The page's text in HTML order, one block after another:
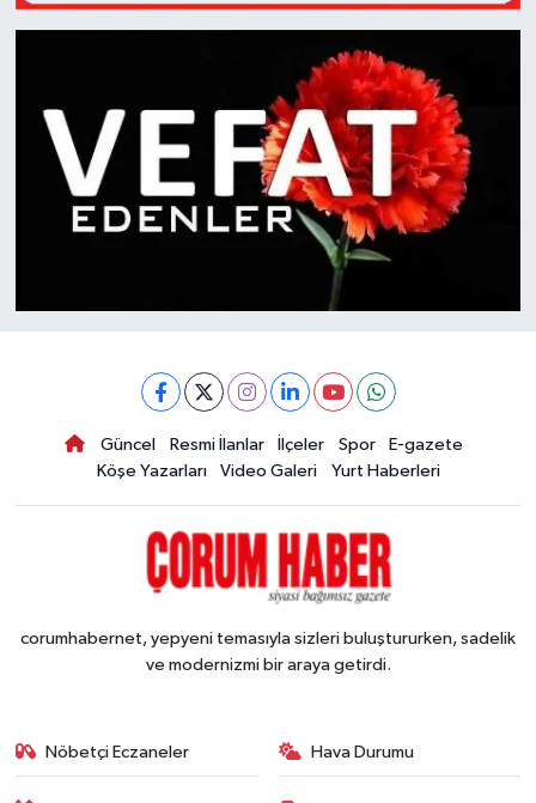
Güncel Resmi İlanlar İlçeler Spor
E-gazete
Köşe Yazarları
Video Galeri Yurt Haberleri
corumhabernet, yepyeni temasıyla sizleri buluştururken, sadelik
ve modernizmi bir araya getirdi.
Nöbetçi Eczaneler Hava Durumu